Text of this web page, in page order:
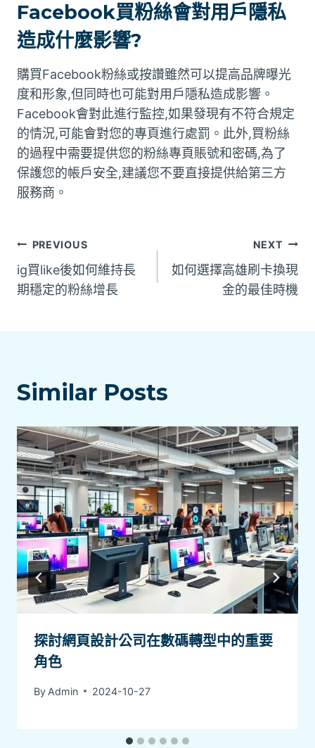
Facebook買粉絲會對用戶隱私
造成什麼影響?
購買Facebook粉絲或按讚雖然可以提高品牌曝光
度和形象,但同時也可能對用戶隱私造成影響。
Facebook會對此進行監控,如果發現有不符合規定
的情況,可能會對您的專頁進行處罰。此外,買粉絲
的過程中需要提供您的粉絲專頁賬號和密碼,為了
保護您的帳戶安全,建議您不要直接提供給第三方
服務商。
文
章
PREVIOUS
ig買like後如何維持長
期穩定的粉絲增長
NEXT
如何選擇高雄刷卡換現
金的最佳時機
Similar Posts
探討網頁設計公司在數碼轉型中的重要
角色
By Admin 2024-10-27